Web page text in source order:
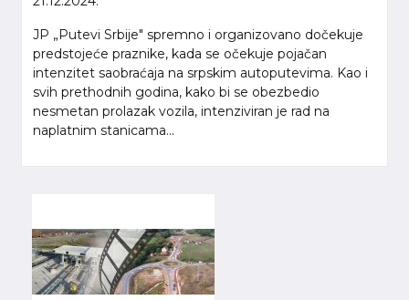
JP „Putevi Srbije" spremno i organizovano dočekuje
predstojeće praznike, kada se očekuje pojačan
intenzitet saobraćaja na srpskim autoputevima. Kao i
svih prethodnih godina, kako bi se obezbedio
nesmetan prolazak vozila, intenziviran je rad na
naplatnim stanicama...